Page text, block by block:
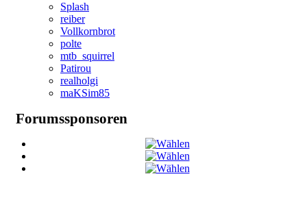
Splash
reiber
Vollkornbrot
polte
mtb_squirrel
Patirou
realholgi
maKSim85
Forumssponsoren